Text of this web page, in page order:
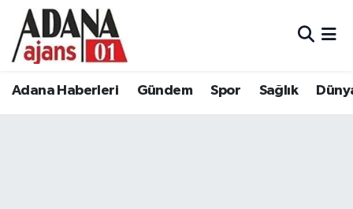
Adana Haberleri Gündem Spor Sağlık
Adana Haberleri
Adana Nöbetçi Eczaneler